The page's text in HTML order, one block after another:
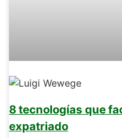
8 tecnologías que
expatriado